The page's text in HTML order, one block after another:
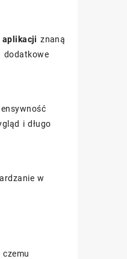
aplikacji znaną
dodatkowe
i długo
w